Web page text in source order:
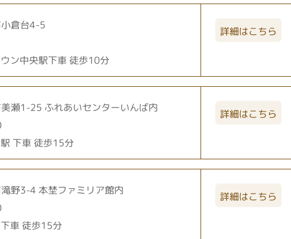
倉台4-5
ン中央駅下車 徒歩10分
詳細はこちら
瀬1-25 ふれあいセンターいんば内
下車 徒歩15分
詳細はこちら
野3-4 本埜ファミリア館内
車 徒歩15分
詳細はこちら